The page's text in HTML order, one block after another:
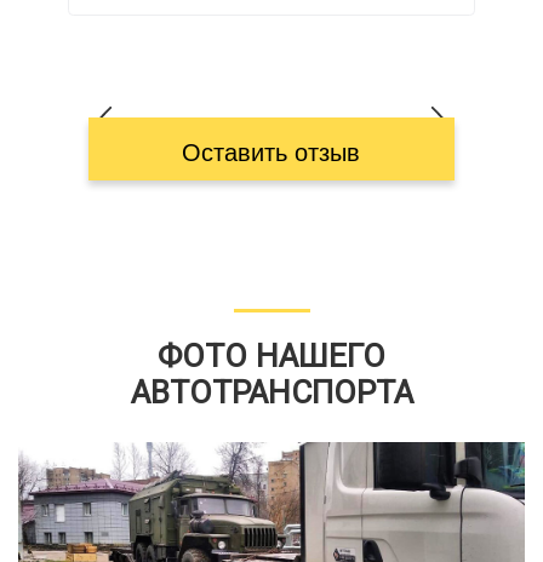
Оставить отзыв
ФОТО НАШЕГО
АВТОТРАНСПОРТА